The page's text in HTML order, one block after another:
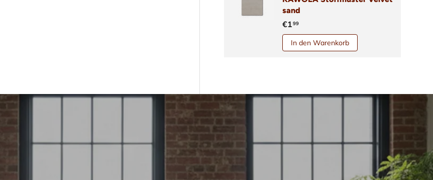
sand
€199
In den Warenkorb